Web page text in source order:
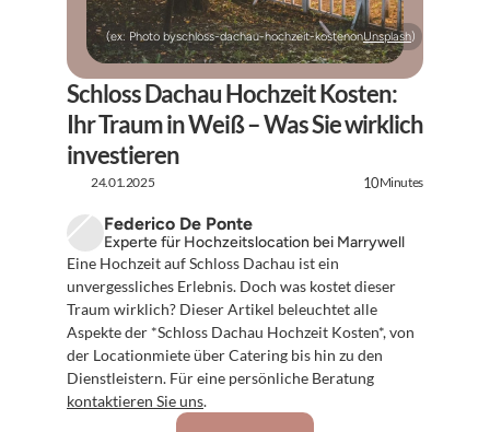
(ex: Photo byschloss-dachau-hochzeit-kostenonUnsplash)
Schloss Dachau Hochzeit Kosten:
Ihr Traum in Weiß – Was Sie wirklich
investieren
24.01.2025 10Minutes
Federico De Ponte
Experte für Hochzeitslocation bei Marrywell
Eine Hochzeit auf Schloss Dachau ist ein
unvergessliches Erlebnis. Doch was kostet dieser
Traum wirklich? Dieser Artikel beleuchtet alle
Aspekte der *Schloss Dachau Hochzeit Kosten*, von
der Locationmiete über Catering bis hin zu den
kontaktieren Sie uns.